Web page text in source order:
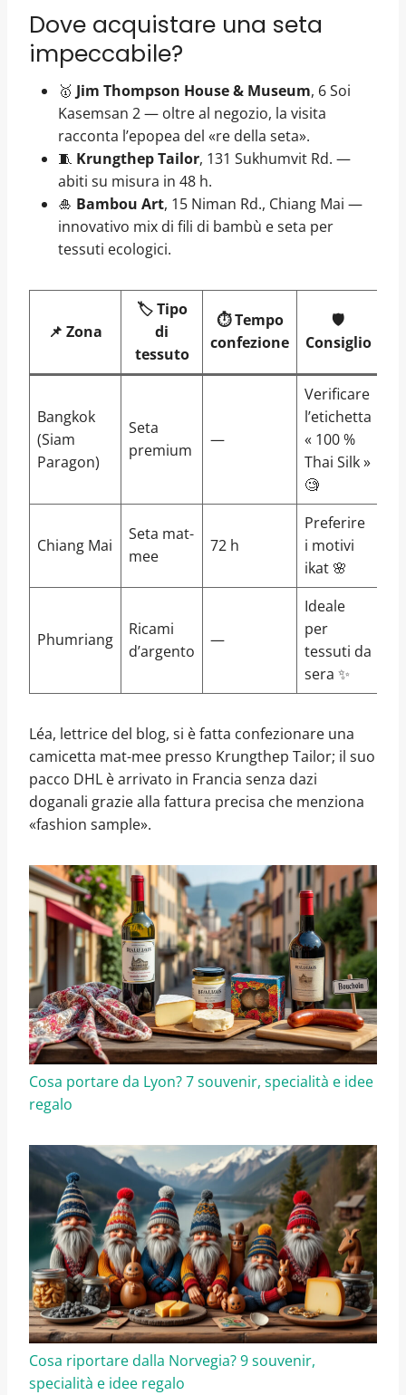
Dove acquistare una seta
impeccabile?
🥇 Jim Thompson House & Museum, 6 Soi
Kasemsan 2 — oltre al negozio, la visita
racconta l’epopea del «re della seta».
🧵 Krungthep Tailor, 131 Sukhumvit Rd. —
abiti su misura in 48 h.
🎍 Bambou Art, 15 Niman Rd., Chiang Mai —
innovativo mix di fili di bambù e seta per
tessuti ecologici.
📌 Zona
🏷️ Tipo
di
tessuto
⏱️ Tempo
confezione
🛡️
Consiglio
Bangkok
(Siam
Paragon)
Seta
premium
—
Verificare
l’etichetta
« 100 %
Thai Silk »
🧐
Chiang Mai
Seta mat-
mee
72 h
Preferire
i motivi
ikat 🌸
Phumriang
Ricami
d’argento
—
Ideale
per
tessuti da
sera ✨
Léa, lettrice del blog, si è fatta confezionare una
camicetta mat-mee presso Krungthep Tailor; il suo
pacco DHL è arrivato in Francia senza dazi
doganali grazie alla fattura precisa che menziona
«fashion sample».
Cosa portare da Lyon? 7 souvenir, specialità e idee
regalo
Cosa riportare dalla Norvegia? 9 souvenir,
specialità e idee regalo